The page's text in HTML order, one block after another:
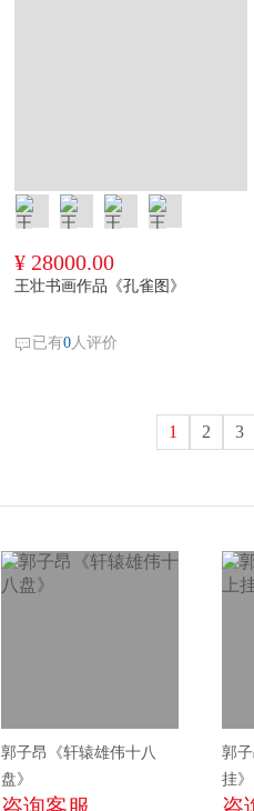
¥ 28000.00
王壮书画作品《孔雀图》
已有0人评价
1 2 3
郭子昂《轩辕雄伟十八
盘》
郭
挂》